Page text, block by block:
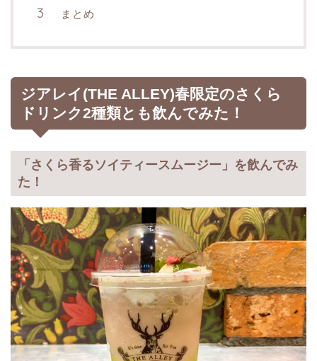
まとめ
ジアレイ(THE ALLEY)春限定のさくら
ドリンク2種類とも飲んでみた！
「さくら香るソイティースムージー」を飲んでみ
た！